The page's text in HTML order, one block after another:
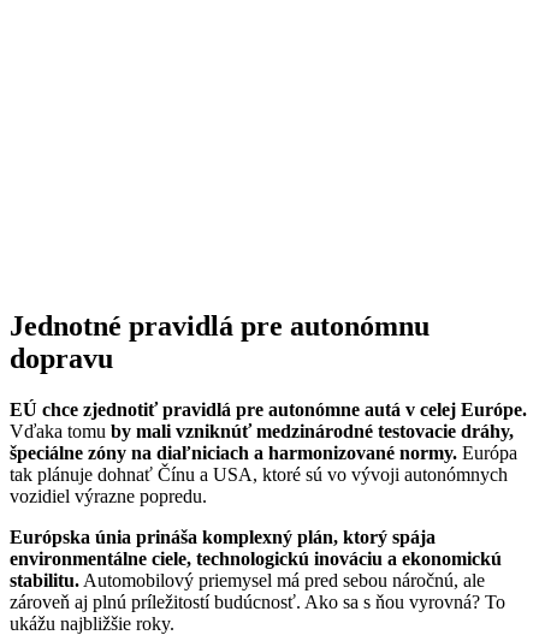
Jednotné pravidlá pre autonómnu
dopravu
EÚ chce zjednotiť pravidlá pre autonómne autá v celej Európe.
Vďaka tomu by mali vzniknúť medzinárodné testovacie dráhy,
špeciálne zóny na diaľniciach a harmonizované normy. Európa
tak plánuje dohnať Čínu a USA, ktoré sú vo vývoji autonómnych
vozidiel výrazne popredu.
Európska únia prináša komplexný plán, ktorý spája
environmentálne ciele, technologickú inováciu a ekonomickú
stabilitu. Automobilový priemysel má pred sebou náročnú, ale
zároveň aj plnú príležitostí budúcnosť. Ako sa s ňou vyrovná? To
ukážu najbližšie roky.